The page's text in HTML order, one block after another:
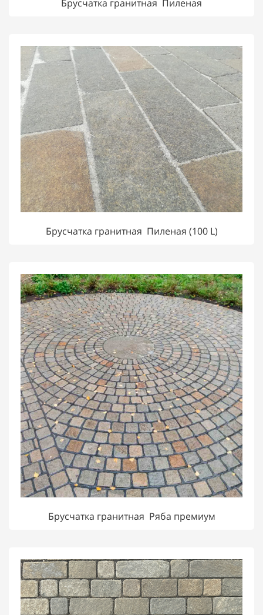
Брусчатка гранитная Пиленая
Брусчатка гранитная Пиленая (100 L)
Брусчатка гранитная Ряба премиум